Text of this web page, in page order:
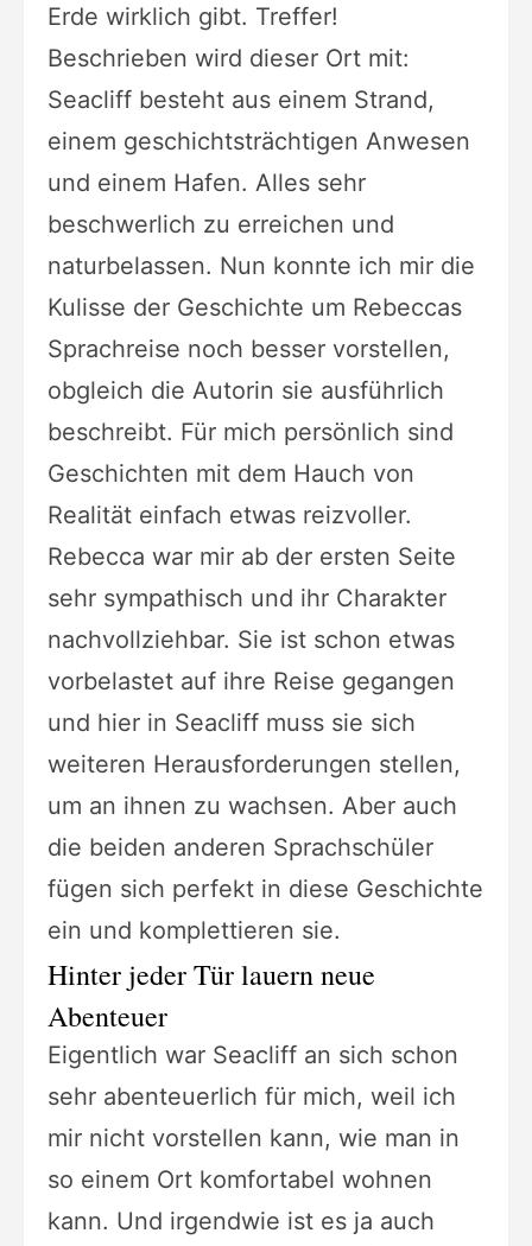
Erde wirklich gibt. Treffer!
Beschrieben wird dieser Ort mit:
Seacliff besteht aus einem Strand,
einem geschichtsträchtigen Anwesen
und einem Hafen. Alles sehr
beschwerlich zu erreichen und
naturbelassen. Nun konnte ich mir die
Kulisse der Geschichte um Rebeccas
Sprachreise noch besser vorstellen,
obgleich die Autorin sie ausführlich
beschreibt. Für mich persönlich sind
Geschichten mit dem Hauch von
Realität einfach etwas reizvoller.
Rebecca war mir ab der ersten Seite
sehr sympathisch und ihr Charakter
nachvollziehbar. Sie ist schon etwas
vorbelastet auf ihre Reise gegangen
und hier in Seacliff muss sie sich
weiteren Herausforderungen stellen,
um an ihnen zu wachsen. Aber auch
die beiden anderen Sprachschüler
fügen sich perfekt in diese Geschichte
ein und komplettieren sie.
Hinter jeder Tür lauern neue
Abenteuer
Eigentlich war Seacliff an sich schon
sehr abenteuerlich für mich, weil ich
mir nicht vorstellen kann, wie man in
so einem Ort komfortabel wohnen
kann. Und irgendwie ist es ja auch